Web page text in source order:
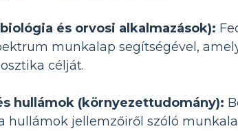
és orvosi alkalmazások):
munkalap segítségével,
célját.
hullámok (környezettudomány):
hullámok jellemzőiről szóló